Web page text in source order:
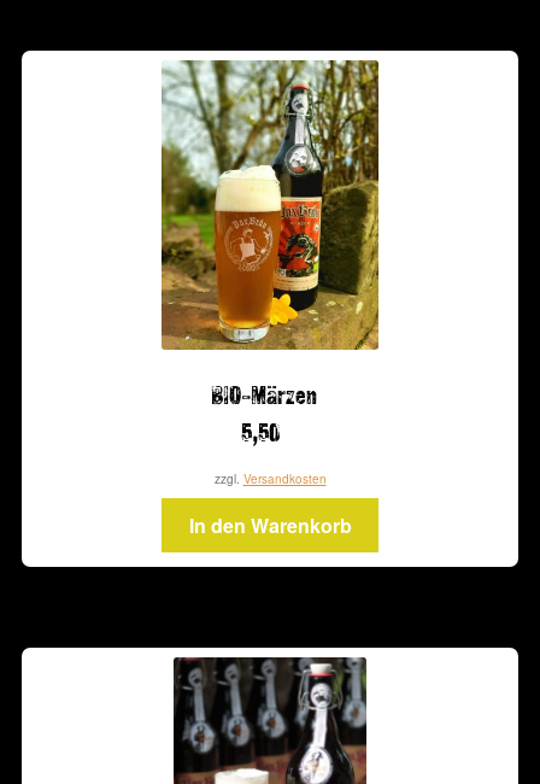
BIO-Märzen
5,50
zzgl. Versandkosten
In den Warenkorb